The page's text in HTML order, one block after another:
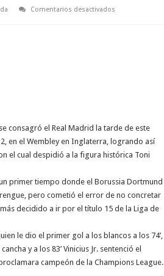
Comentarios desactivadosen
consagró el Real Madrid la tarde de este
en el Wembley en Inglaterra, logrando así
el cual despidió a la figura histórica Toni
primer tiempo donde el Borussia Dortmund
pero cometió el error de no concretar
decidido a ir por el título 15 de la Liga de
le dio el primer gol a los blancos a los 74’,
y a los 83’ Vinicius Jr. sentenció el
campeón de la Champions League.